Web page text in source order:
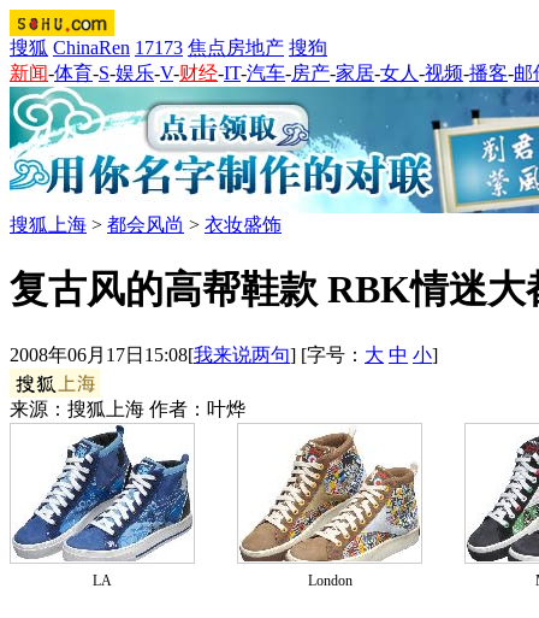
搜狐 ChinaRen 17173 焦点房地产 搜狗
新闻-体育-S-娱乐-V-财经-IT-汽车-房产-家居-女人 -视频-播客-邮
搜狐上海 > 都会风尚 > 衣妆盛饰
复古风的高帮鞋款 RBK情迷
2008年06月17日15:08[我来说两句] [字号： 大 中 小]
来源：搜狐上海 作者：叶烨
LA London